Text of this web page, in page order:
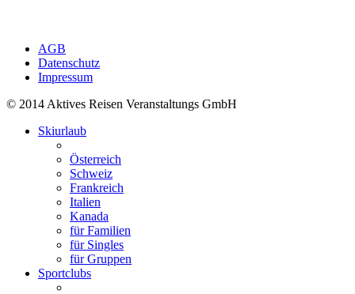
AGB
Datenschutz
Impressum
© 2014 Aktives Reisen Veranstaltungs GmbH
Skiurlaub
Österreich
Schweiz
Frankreich
Italien
Kanada
für Familien
für Singles
für Gruppen
Sportclubs